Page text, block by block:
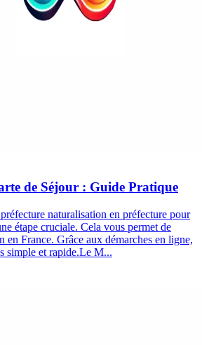
de Séjour : Guide Pratique
naturalisation en préfecture pour
étape cruciale. Cela vous permet de
en France. Grâce aux démarches en ligne,
simple et rapide.Le M...